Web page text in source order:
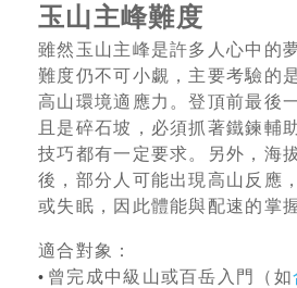
玉山主峰難度
雖然玉山主峰是許多人心中的
難度仍不可小覷，主要考驗的
高山環境適應力。登頂前最後
且是碎石坡，必須抓著鐵鍊輔
技巧都有一定要求。另外，海
後，部分人可能出現高山反應
或失眠，因此體能與配速的掌
適合對象：
• 曾完成中級山或百岳入門（如